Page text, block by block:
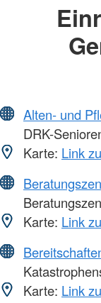
Alten- und
DRK-
Karte: Link
Karte: Link
Karte: Link